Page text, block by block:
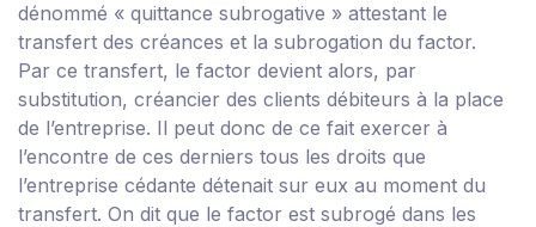
dénommé « quittance subrogative » attestant le
transfert des créances et la subrogation du factor.
Par ce transfert, le factor devient alors, par
substitution, créancier des clients débiteurs à la place
de l’entreprise. Il peut donc de ce fait exercer à
l’encontre de ces derniers tous les droits que
l’entreprise cédante détenait sur eux au moment du
transfert. On dit que le factor est subrogé dans les